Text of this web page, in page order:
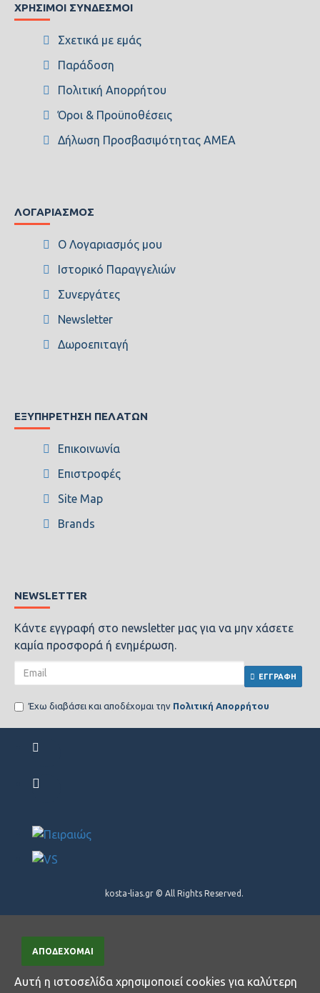
ΧΡΉΣΙΜΟΙ ΣΎΝΔΕΣΜΟΙ
Σχετικά με εμάς
Παράδοση
Πολιτική Απορρήτου
Όροι & Προϋποθέσεις
Δήλωση Προσβασιμότητας ΑΜΕΑ
ΛΟΓΑΡΙΑΣΜΌΣ
Ο Λογαριασμός μου
Ιστορικό Παραγγελιών
Συνεργάτες
Newsletter
Δωροεπιταγή
ΕΞΥΠΗΡΈΤΗΣΗ ΠΕΛΑΤΏΝ
Επικοινωνία
Επιστροφές
Site Map
Brands
NEWSLETTER
Κάντε εγγραφή στο newsletter μας για να μην χάσετε
καμία προσφορά ή ενημέρωση.
ΕΓΓΡΑΦΗ
Έχω διαβάσει και αποδέχομαι την Πολιτική Απορρήτου
kosta-lias.gr © All Rights Reserved.
ΑΠΟΔΈΧΟΜΑΙ
Αυτή η ιστοσελίδα χρησιμοποιεί cookies για καλύτερη